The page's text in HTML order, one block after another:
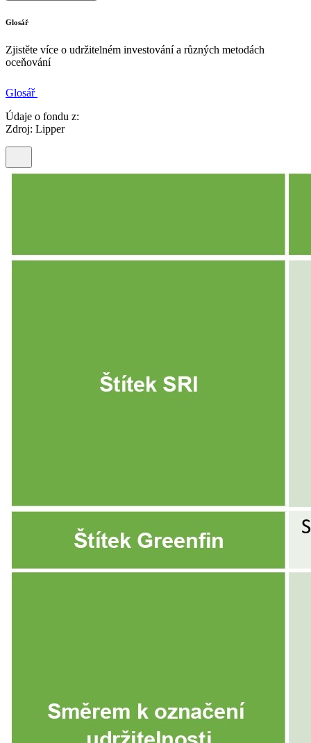
Glosář
Zjistěte více o udržitelném investování a různých metodách
oceňování
Glosář
Údaje o fondu z:
Zdroj: Lipper